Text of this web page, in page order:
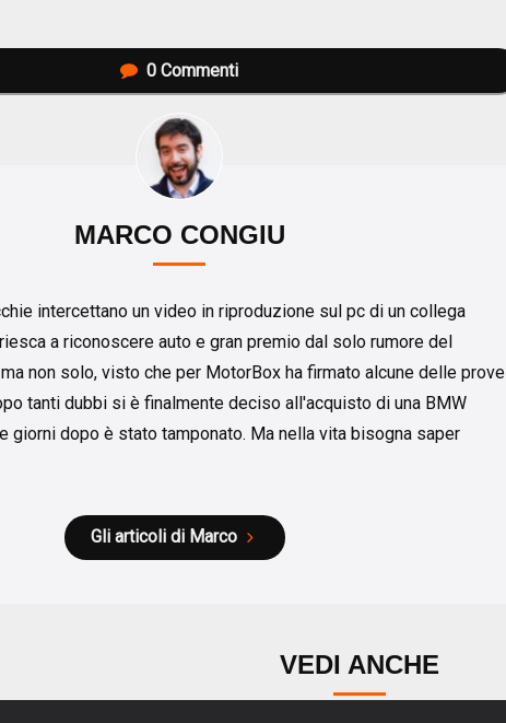
0 Commenti
MARCO CONGIU
intercettano un video in riproduzione sul pc di un collega
a riconoscere auto e gran premio dal solo rumore del
non solo, visto che per MotorBox ha firmato alcune delle prove
tanti dubbi si è finalmente deciso all'acquisto di una BMW
giorni dopo è stato tamponato. Ma nella vita bisogna saper
Gli articoli di Marco
VEDI ANCHE